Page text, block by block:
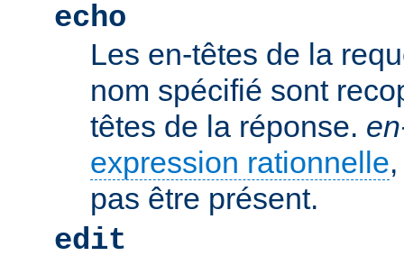
echo
Les en-têtes de la
nom spécifié sont
têtes de la réponse.
expression rationnelle
pas être présent.
edit